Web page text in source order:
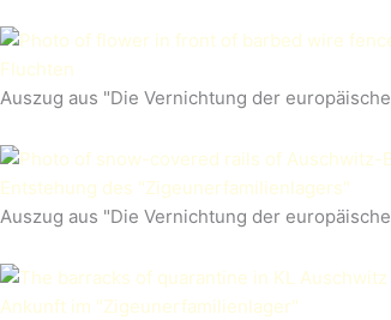
Fluchten
Auszug aus "Die Vernichtung der
Entstehung des "Zigeunerfamilienlagers"
Auszug aus "Die Vernichtung der
Ankunft im "Zigeunerfamilienlager"